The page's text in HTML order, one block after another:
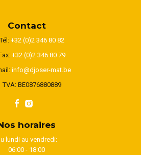
Contact
+32 (0)2 346 80 82
+32 (0)2 346 80 79
info@djoser-mat.be
TVA: BE0876880889
horaires
lundi au vendredi:
06:00 - 18:00